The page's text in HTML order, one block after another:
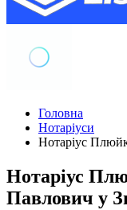
Головна
Нотаріуси
Нотаріус
Нотаріус
Павлович у